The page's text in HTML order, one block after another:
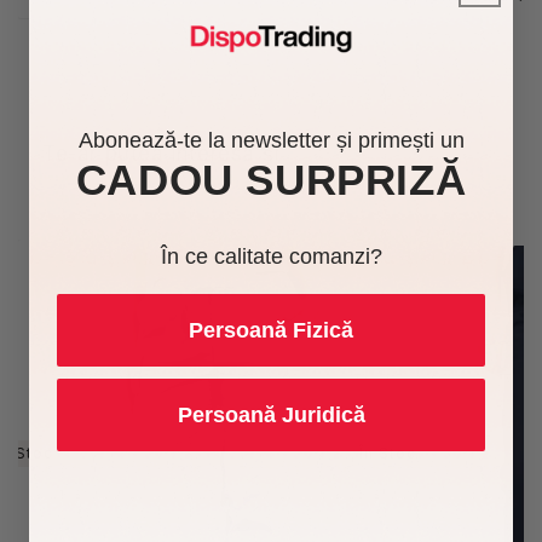
Te-ar putea interesa și
Stoc În Stoc
Abonează-te la newsletter și primești un
CADOU SURPRIZĂ
În ce calitate comanzi?
Persoană Fizică
Persoană Juridică